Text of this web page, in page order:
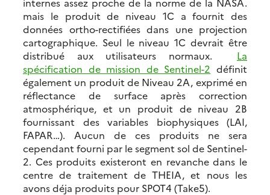
mais le produit de niveau 1C a fournit des
données ortho-rectifiées dans une projection
cartographique. Seul le niveau 1C devrait être
distribué aux utilisateurs normaux. La
spécification de mission de Sentinel-2 définit
également un produit de Niveau 2A, exprimé en
réflectance de surface après correction
atmosphérique, et un produit de niveau 2B
fournissant des variables biophysiques (LAI,
FAPAR…). Aucun de ces produits ne sera
cependant fourni par le segment sol de Sentinel-
2. Ces produits existeront en revanche dans le
centre de traitement de THEIA, et nous les
avons déja produits pour SPOT4 (Take5).